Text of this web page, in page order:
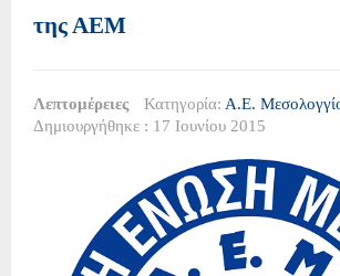
της ΑΕΜ
Λεπτομέρειες Κατηγορία: Α.Ε.
Δημιουργήθηκε : 17 Ιουνίου 2015